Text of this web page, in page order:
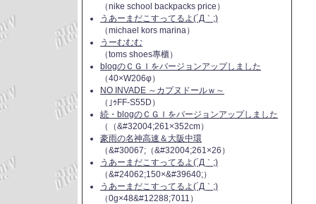
（nike school backpacks price）
うあーまだこすってるよ(´Д｀;)
（michael kors marina）
うーむむむ
（toms shoes專櫃）
blogのＣＧＩをバージョンアップしました
（40×W206φ）
NO INVADE ～カプヌドールｗ～
（｣ｩFF-S55D）
続・blogのＣＧＩをバージョンアップしました
（（&#32004;261×352cm）
豪雨の名神高速＆大阪中環
（&#30067;（&#32004;261×26）
うあーまだこすってるよ(´Д｀;)
（&#24062;150×&#39640;）
うあーまだこすってるよ(´Д｀;)
（0g×48&#12288;7011）